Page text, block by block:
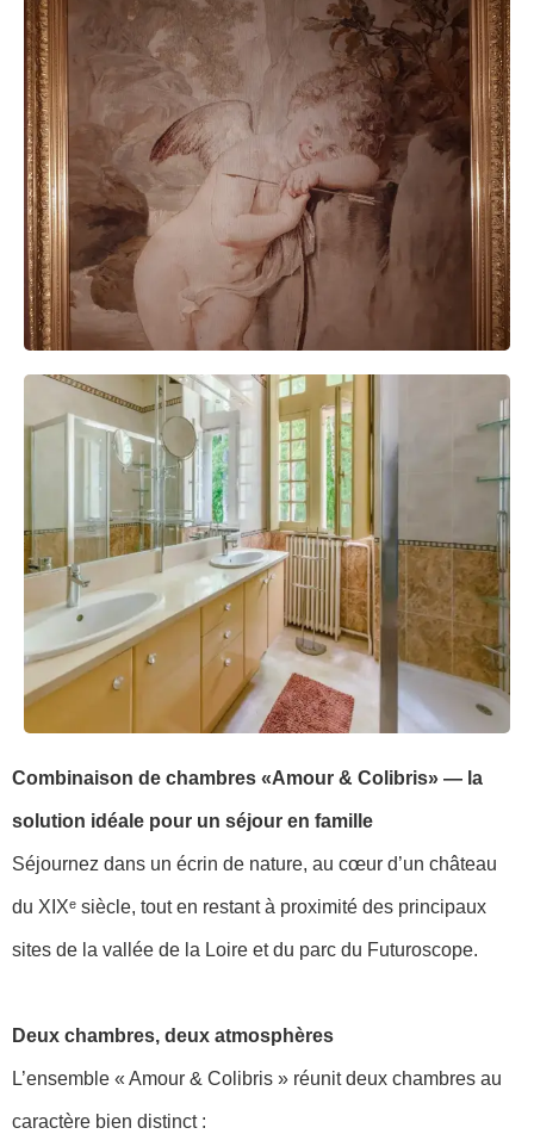
Combinaison de chambres «Amour & Colibris» — la
solution idéale pour un séjour en famille
Séjournez dans un écrin de nature, au cœur d’un château
du XIXᵉ siècle, tout en restant à proximité des principaux
sites de la vallée de la Loire et du parc du Futuroscope.
Deux chambres, deux atmosphères
L’ensemble « Amour & Colibris » réunit deux chambres au
caractère bien distinct :